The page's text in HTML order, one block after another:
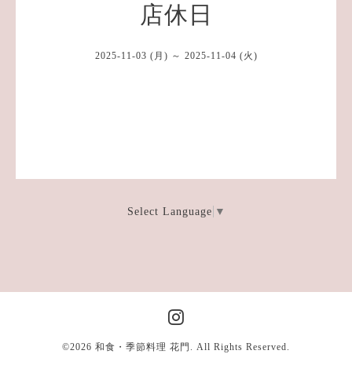
店休日
2025-11-03 (月) ～ 2025-11-04 (火)
Select Language ▼
©2026 和食・季節料理 花門 . All Rights Reserved.